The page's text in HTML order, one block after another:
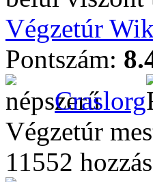
Végzetúr
Pontszám:
Craslorg
Végzetúr
11552